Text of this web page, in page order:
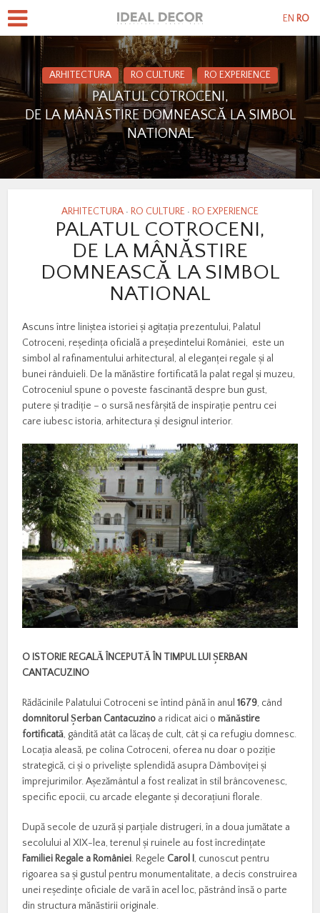
ARHITECTURA RO CULTURE RO EXPERIENCE
PALATUL COTROCENI,
DE LA MÂNĂSTIRE DOMNEASCĂ LA SIMBOL
NATIONAL
ARHITECTURA • RO CULTURE • RO EXPERIENCE
PALATUL COTROCENI,
DE LA MÂNĂSTIRE
DOMNEASCĂ LA SIMBOL
NATIONAL
Ascuns între liniștea istoriei și agitația prezentului, Palatul
Cotroceni, reședința oficială a președintelui României, este un
simbol al rafinamentului arhitectural, al eleganței regale și al
bunei rânduieli. De la mănăstire fortificată la palat regal și muzeu,
Cotroceniul spune o poveste fascinantă despre bun gust,
putere și tradiție – o sursă nesfârșită de inspirație pentru cei
care iubesc istoria, arhitectura și designul interior.
O ISTORIE REGALĂ ÎNCEPUTĂ ÎN TIMPUL LUIȘERBAN
CANTACUZINO
Rădăcinile Palatului Cotroceni se întind până în anul1679, când
domnitorulȘerban Cantacuzino a ridicat aici o mănăstire
fortificată, gândită atât ca lăcaș de cult, cât și ca refugiu domnesc.
Locația aleasă, pe colina Cotroceni, oferea nu doar o poziție
strategică, ci și o priveliște splendidă asupra Dâmboviței și
împrejurimilor. Așezământul a fost realizat în stil brâncovenesc,
specific epocii, cu arcade elegante și decorațiuni florale.
După secole de uzură și parțiale distrugeri, în a doua jumătate a
secolului al XIX-lea, terenul și ruinele au fost încredințate
Familiei Regale a României. Regele Carol I, cunoscut pentru
rigoarea sa și gustul pentru monumentalitate, a decis construirea
unei reședințe oficiale de vară în acel loc, păstrând însă o parte
din structura mănăstirii originale.
EN RO